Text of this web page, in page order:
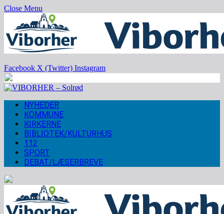
Close Menu
Facebook X (Twitter) Instagram
NYHEDER
KOMMUNE
KIRKERNE
BIBLIOTEK/KULTURHUS
112
SPORT
DEBAT/LÆSERBREVE